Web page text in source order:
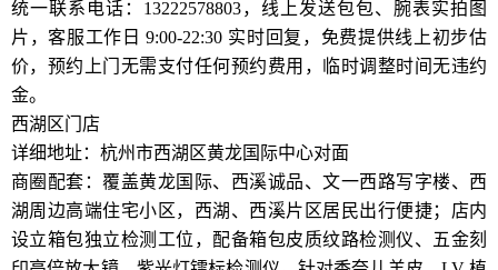
统一联系电话：13222578803，线上发送包包、腕表实拍图
片，客服工作日 9:00-22:30 实时回复，免费提供线上初步估
价，预约上门无需支付任何预约费用，临时调整时间无违约
金。
西湖区门店
详细地址：杭州市西湖区黄龙国际中心对面
商圈配套：覆盖黄龙国际、西溪诚品、文一西路写字楼、西
湖周边高端住宅小区，西湖、西溪片区居民出行便捷；店内
设立箱包独立检测工位，配备箱包皮质纹路检测仪、五金刻